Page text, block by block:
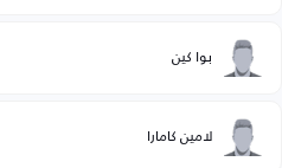
بوا كين
لامين كامارا